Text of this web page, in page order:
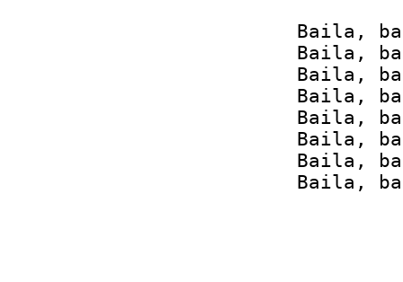
Baila,
Baila,
Baila,
Baila,
Baila,
Baila,
Baila,